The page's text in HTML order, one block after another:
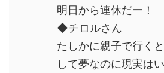
明日から連休だー！
◆チロルさん
たしかに親子で行く
して夢なのに現実は